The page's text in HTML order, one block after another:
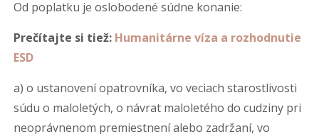
Od poplatku je oslobodené súdne konanie:
Prečítajte si tiež: Humanitárne víza a rozhodnutie
ESD
a) o ustanovení opatrovníka, vo veciach starostlivosti
súdu o maloletých, o návrat maloletého do cudziny pri
neoprávnenom premiestnení alebo zadržaní, vo